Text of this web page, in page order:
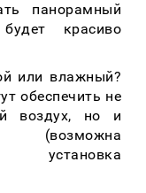
панорамный
красиво
или влажный?
обеспечить не
воздух, но и
установка